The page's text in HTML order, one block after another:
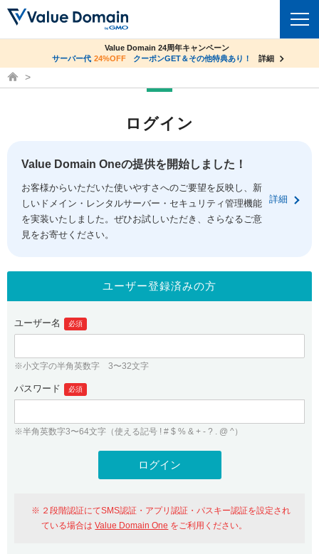
ドメイントップ
ドメイン移管
ドメイン価格一覧
ドメイン一括検索
.jpドメインオークション
gTLDオークション NEW!
.jpドメインバックオーダー
プレミアムドメイン
人気ドメインの種類
WHOIS検索
コアサーバー
バリューサーバー
XREA
セキュリティトップ
Value Domain ネットde診断
SSL証明書
サービストップ
お得意様割引
紹介制度
バリュードメインAPI
ドメイン・ホスティングOEM
facebook
ログイン
従来のバリュードメインをご利用希望の方
Value Domainにログイン
おすすめ One レンタルサーバーを含む最新の機能を使う方
ユーザー登録
co.jpドメイン✕コアサーバーV2ビジネス応援キャンペーン
サーバー料金1年間無料
詳細
Value Domain 24周年キャンペーン
サーバー代 24%OFF クーポンGET＆その他特典あり！ 詳細
ドメイン取得ならバリュードメイン
ログイン
Value Domain Oneの提供を開始しました！
お客様からいただいた使いやすさへのご要望を反映し、新
しいドメイン・レンタルサーバー・セキュリティ管理機能
を実装いたしました。ぜひお試しいただき、さらなるご意
見をお寄せください。
詳細
ユーザー登録済みの方
ユーザー名 必須
※小文字の半角英数字 3〜32文字
パスワード 必須
※半角英数字3〜64文字（使える記号 ! # $ % & + - ? . @ ^）
２段階認証にてSMS認証・アプリ認証・パスキー認証を設定され
ている場合はValue Domain One をご利用ください。